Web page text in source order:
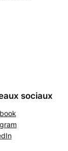
sociaux